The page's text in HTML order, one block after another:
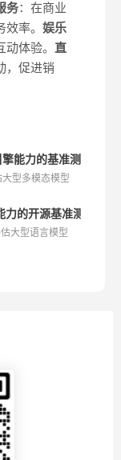
务：在商业
率。 娱乐
体验。 直
，促进销
能力的基准测试工具
型多模态模型
的开源基准测试工具
大型语言模型